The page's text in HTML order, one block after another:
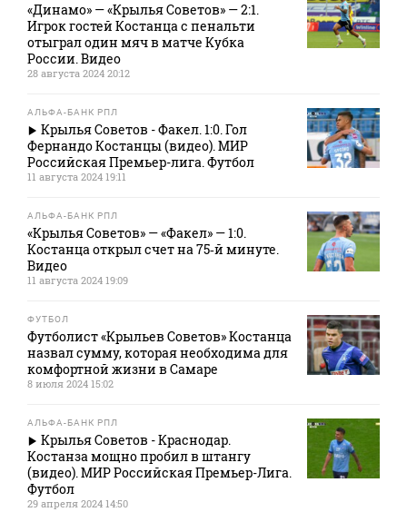
«Динамо» — «Крылья Советов» — 2:1.
Игрок гостей Костанца с пенальти
отыграл один мяч в матче Кубка
России. Видео
28 августа 2024 20:12
АЛЬФА-БАНК РПЛ
Крылья Советов - Факел. 1:0. Гол
Фернандо Костанцы (видео). МИР
Российская Премьер-лига. Футбол
11 августа 2024 19:11
АЛЬФА-БАНК РПЛ
«Крылья Советов» — «Факел» — 1:0.
Костанца открыл счет на 75‑й минуте.
Видео
11 августа 2024 19:09
ФУТБОЛ
Футболист «Крыльев Советов» Костанца
назвал сумму, которая необходима для
комфортной жизни в Самаре
8 июля 2024 15:02
АЛЬФА-БАНК РПЛ
Крылья Советов - Краснодар.
Костанза мощно пробил в штангу
(видео). МИР Российская Премьер-Лига.
Футбол
29 апреля 2024 14:50